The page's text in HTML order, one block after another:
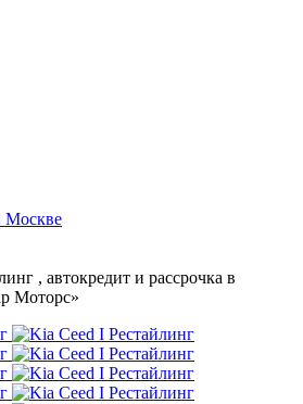
Москве
, автокредит и рассрочка в
Моторс»